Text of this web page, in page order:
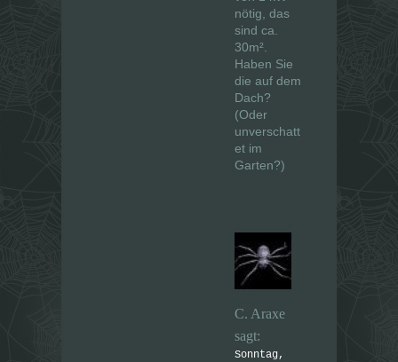
nötig, das
sind ca.
30m².
Haben Sie
die auf dem
Dach?
(Oder
unverschatt
et im
Garten?)
C. Araxe
sagt:
Sonntag,